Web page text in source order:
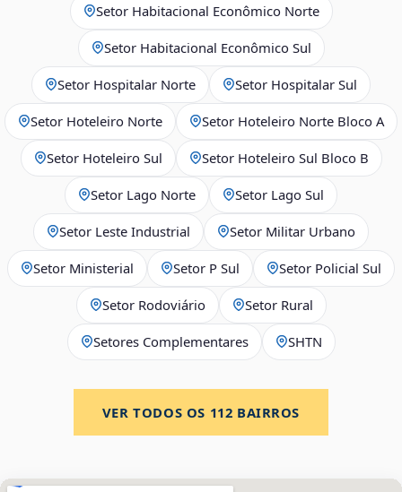
Setor Habitacional Econômico Norte
Setor Habitacional Econômico Sul
Setor Hospitalar Norte Setor Hospitalar Sul
Setor Hoteleiro Norte Setor Hoteleiro Norte Bloco A
Setor Hoteleiro Sul Setor Hoteleiro Sul Bloco B
Setor Lago Norte Setor Lago Sul
Setor Leste Industrial Setor Militar Urbano
Setor Ministerial Setor P Sul Setor Policial Sul
Setor Rodoviário Setor Rural
Setores Complementares SHTN
VER TODOS OS 112 BAIRROS